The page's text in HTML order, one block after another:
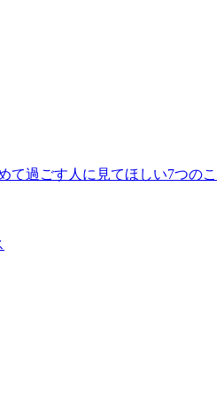
て過ごす人に見てほしい7つのこ